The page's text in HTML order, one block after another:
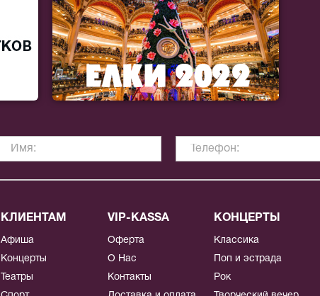
КЛИЕНТАМ
Афиша
Концерты
Театры
VIP-KASSA
Оферта
О Нас
Контакты
КОНЦЕРТЫ
Классика
Поп и эстрада
Рок